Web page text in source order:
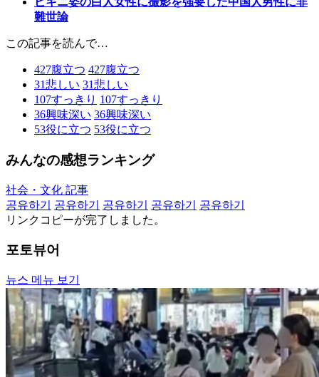
難世論
この記事を読んで…
427腹立つ 427腹立つ
31悲しい 31悲しい
107すっきり 107すっきり
36興味深い 36興味深い
53役に立つ 53役に立つ
みんなの感想ランキング
社会・文化 記事
공유하기
공유하기 공유하기 공유하기
공유하기
リンクコピーが完了しました。
포토뷰어
뉴스 메뉴 보기